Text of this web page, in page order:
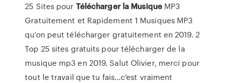
25 Sites pour Télécharger la MusiqueMP3
Gratuitement et Rapidement 1 Musiques MP3
qu'on peut télécharger gratuitement en 2019. 2
Top 25 sites gratuits pour télécharger de la
musique mp3 en 2019. Salut Olivier, merci pour
tout le travail que tu fais…c'est vraiment